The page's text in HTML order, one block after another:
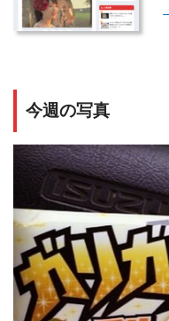
今週の写真